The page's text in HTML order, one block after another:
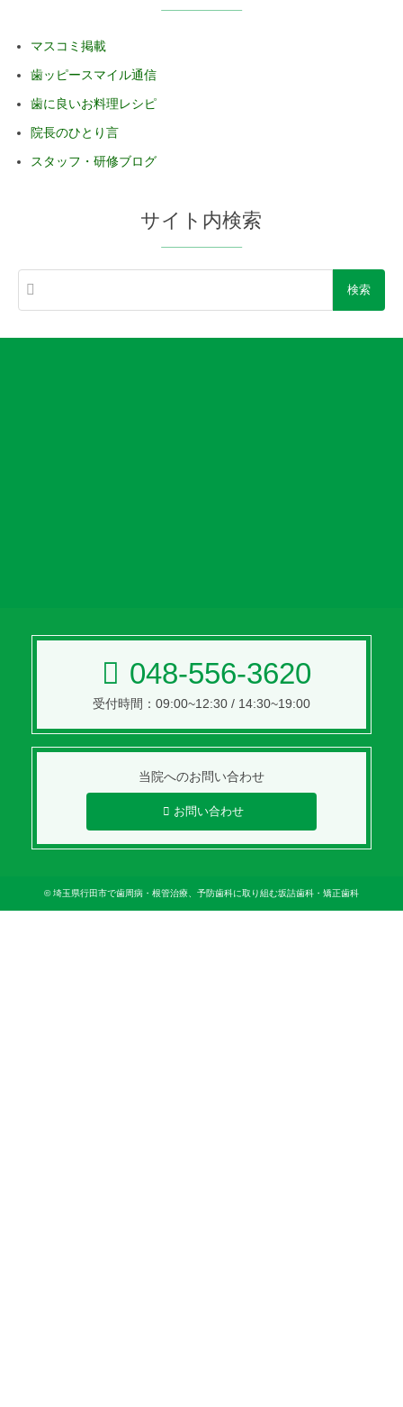
マスコミ掲載
歯ッピースマイル通信
歯に良いお料理レシピ
院長のひとり言
スタッフ・研修ブログ
サイト内検索
048-556-3620
受付時間：09:00~12:30 / 14:30~19:00
当院へのお問い合わせ
お問い合わせ
© 埼玉県行田市で歯周病・根管治療、予防歯科に取り組む坂詰歯科・矯正歯科